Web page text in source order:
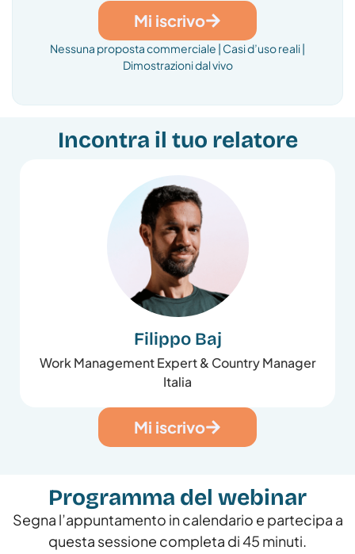
Mi iscrivo
Nessuna proposta commerciale | Casi d’uso reali |
Dimostrazioni dal vivo
Incontra il tuo relatore
Filippo Baj
Work Management Expert & Country Manager
Italia
Mi iscrivo
Programma del webinar
Segna l’appuntamento in calendario e partecipa a
questa sessione completa di 45 minuti.